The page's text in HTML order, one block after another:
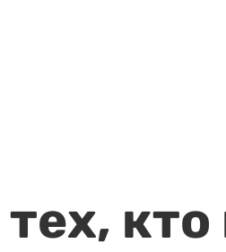
кто